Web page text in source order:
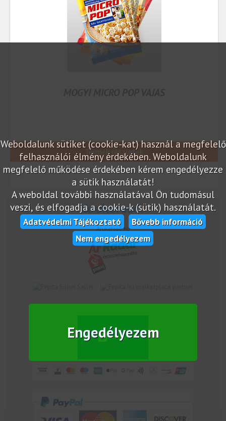
Termék részletek
Weboldalunk sütiket (cookie-kat) használ a megfelelő
felhasználói élmény érdekében. Weboldalunk
megfelelő működése érdekében kérem engedélyezze
a sütik használatát!
A weboldal további használatával Ön tudomásul
veszi, és elfogadja a cookie-k (sütik) használatát.
Adatvédelmi Tájékoztató
Bővebb információ
Nem engedélyezem
Engedélyezem
Árukereső.hu